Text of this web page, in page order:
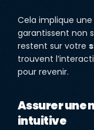
Cela implique
garantissent non
restent sur votre
trouvent
pour revenir.
Assurer une
intuitive